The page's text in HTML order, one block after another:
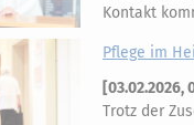
Kontakt
Pflege im
[03.02.2026,
Trotz der